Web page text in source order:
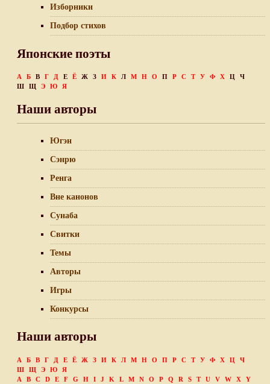
Изборники
Подбор стихов
Японские поэты
А Б В Г Д Е Ё Ж З И К Л М Н О П Р С Т У Ф Х Ц
Ч
Ш
Щ Э Ю Я
Наши авторы
Югэн
Сэнрю
Ренга
Вне канонов
Сунаба
Свитки
Темы
Авторы
Игры
Конкурсы
Наши авторы
А Б В Г Д Е Ё Ж З И К Л М Н О П Р С Т У Ф Х Ц
Ч
Ш
Щ Э Ю
Я
A
B C D E F G H I J K L M N O P Q R S T U V W X
Y